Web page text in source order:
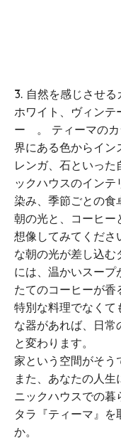
3. 自然を感じさせる
ホワイト、ヴィンテ
ー……。 ティーマの
界にある色からイン
レンガ、石といっ
ックハウスのインテ
染み、季節ごとの食
朝の光と、コーヒー
想像してみてくださ
な朝の光が差し込む
には、温かいスープ
たてのコーヒーが香
特別な料理でなくて
な器があれば、日常
と変わります。
家という空間がそう
また、あなたの人
ニックハウスでの暮
タラ『ティーマ』を
か。